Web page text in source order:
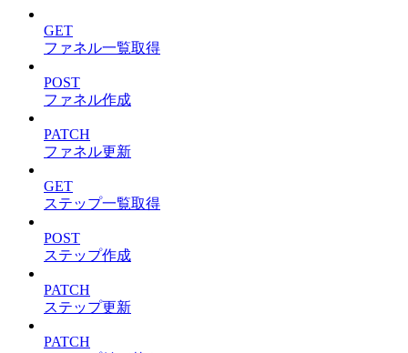
GET
ファネル一覧取得
POST
ファネル作成
PATCH
ファネル更新
GET
ステップ一覧取得
POST
ステップ作成
PATCH
ステップ更新
PATCH